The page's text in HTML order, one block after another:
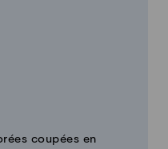
de 5 portions
coupées en